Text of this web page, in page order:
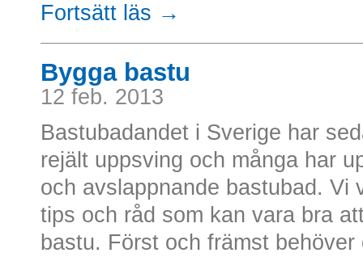
Fortsätt läs →
Bygga bastu
12 feb. 2013
Bastubadandet i Sverige har
rejält uppsving och många har
och avslappnande bastubad. Vi
tips och råd som kan vara bra
bastu. Först och främst